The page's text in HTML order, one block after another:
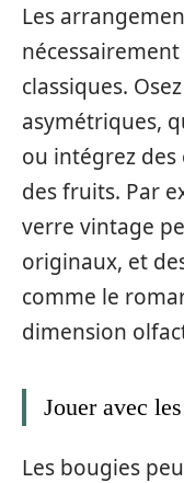
Les
classiques.
asymétriques,
ou intégrez
des fruits. Par
verre vintage
originaux, et
comme le
dimension
Jouer avec
Les bougies